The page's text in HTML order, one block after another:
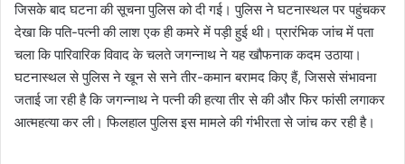
जिसके बाद घटना की सूचना पुलिस को दी गई। पुलिस ने घटनास्थल पर पहुंचकर
देखा कि पति-पत्नी की लाश एक ही कमरे में पड़ी हुई थी। प्रारंभिक जांच में पता
चला कि पारिवारिक विवाद के चलते जगन्नाथ ने यह खौफनाक कदम उठाया।
घटनास्थल से पुलिस ने खून से सने तीर-कमान बरामद किए हैं, जिससे संभावना
जताई जा रही है कि जगन्नाथ ने पत्नी की हत्या तीर से की और फिर फांसी लगाकर
आत्महत्या कर ली। फिलहाल पुलिस इस मामले की गंभीरता से जांच कर रही है।